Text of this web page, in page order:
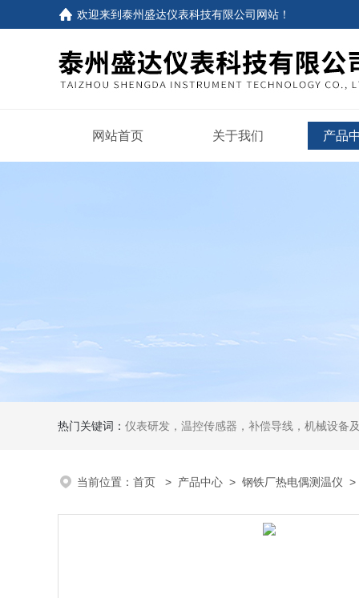
欢迎来到泰州盛达仪表科技有限公司网站 ！
网站首页 关于我们 产品
热门关键词： 仪表研发，温控传感器，补偿导线，机械设备
当前位置： 首页 > 产品中心 > 钢铁厂热电偶测温仪 >